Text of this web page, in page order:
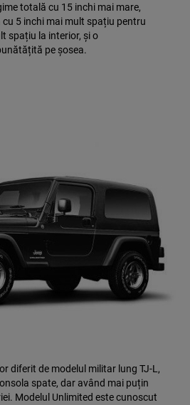
totală cu 15 inchi mai mare,
5 inchi mai mult spațiu pentru
spațiu la interior, și o
pe șosea.
diferit de modelul militar lung TJ-L,
spate, dar având mai puțin
Modelul Unlimited este cunoscut